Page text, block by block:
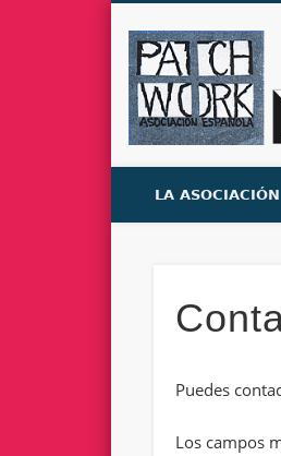
LA ASOCIACIÓN
Puedes
Los campos